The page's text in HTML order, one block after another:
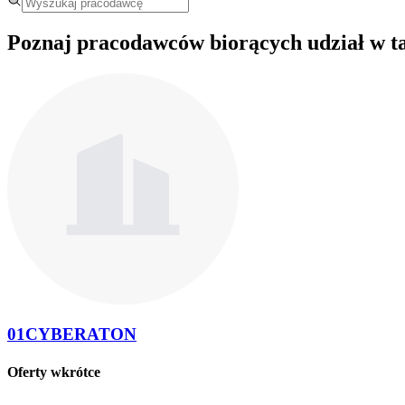
Poznaj pracodawców biorących udział w
01CYBERATON
Oferty wkrótce